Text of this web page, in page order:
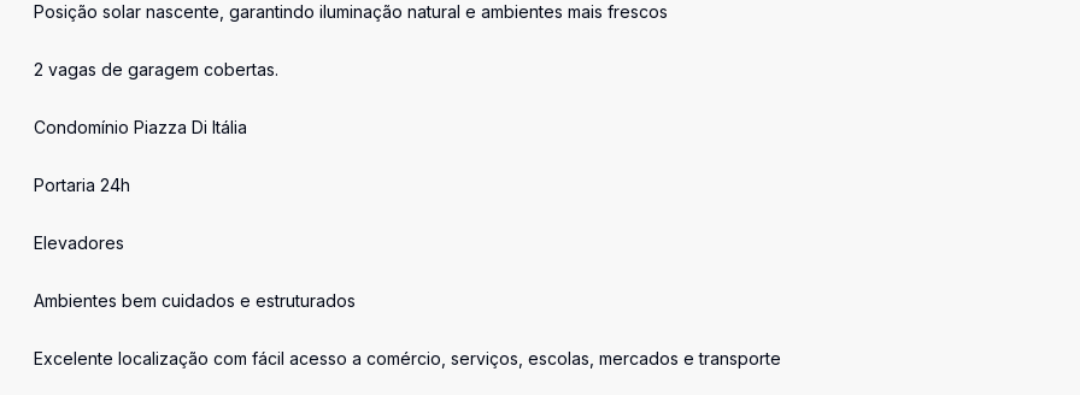
Posição solar nascente, garantindo iluminação natural e ambientes mais frescos
2 vagas de garagem cobertas.
Condomínio Piazza Di Itália
Portaria 24h
Elevadores
Ambientes bem cuidados e estruturados
Excelente localização com fácil acesso a comércio, serviços, escolas, mercados e transporte